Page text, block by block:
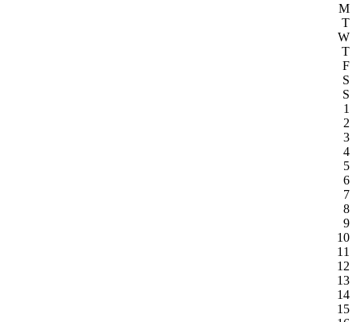
M
T
W
T
F
S
S
1
2
3
4
5
6
7
8
9
10
11
12
13
14
15